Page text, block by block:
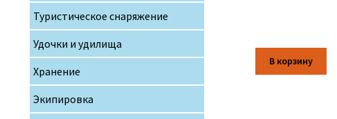
В корзину
Туристическое снаряжение
Удочки и удилища
Хранение
Экипировка